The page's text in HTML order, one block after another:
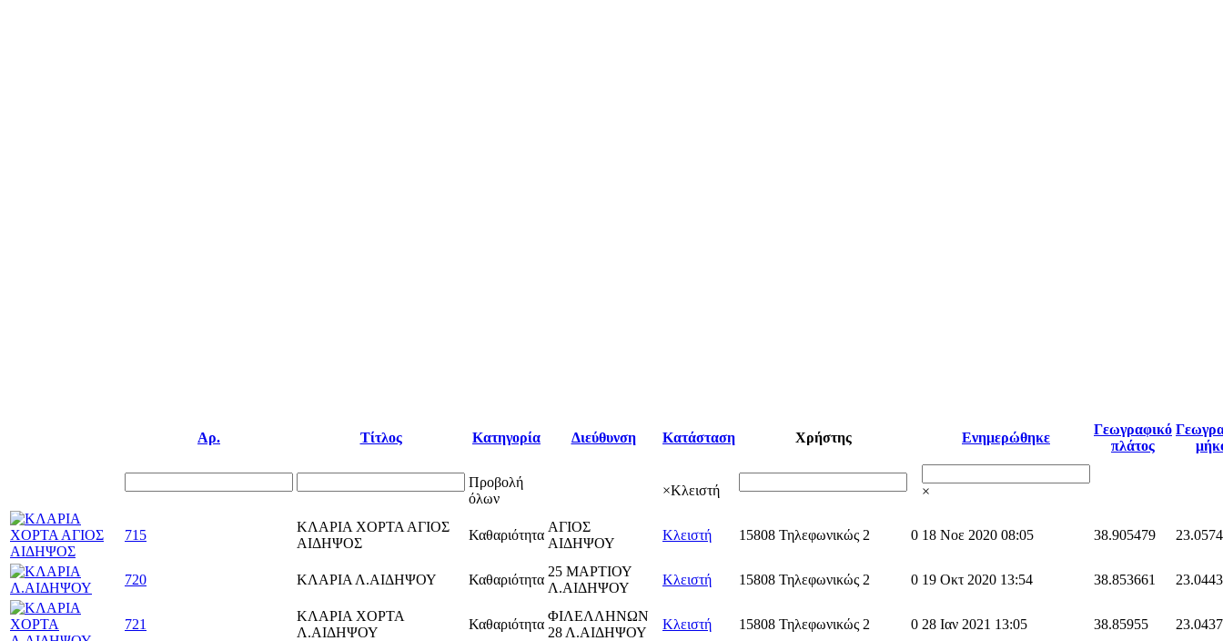
Αρ. Τίτλος Κατηγορία Διεύθυνση Κατάσταση Χρήστης Ενημερώθηκε
Γεωγραφικό
πλάτος
Προβολή
όλων
×Κλειστή ×
715
ΚΛΑΡΙΑ ΧΟΡΤΑ ΑΓΙΟΣ
ΑΙΔΗΨΟΣ
Καθαριότητα
ΑΓΙΟΣ
ΑΙΔΗΨΟΥ
Κλειστή 15808 Τηλεφωνικώς 2 0 18 Νοε 2020 08:05 38.905479
720 ΚΛΑΡΙΑ Λ.ΑΙΔΗΨΟΥ Καθαριότητα
25 ΜΑΡΤΙΟΥ
Λ.ΑΙΔΗΨΟΥ
Κλειστή 15808 Τηλεφωνικώς 2 0 19 Οκτ 2020 13:54 38.853661
721
ΚΛΑΡΙΑ ΧΟΡΤΑ
Λ.ΑΙΔΗΨΟΥ
Καθαριότητα
ΦΙΛΕΛΛΗΝΩΝ
28 Λ.ΑΙΔΗΨΟΥ
Κλειστή 15808 Τηλεφωνικώς 2 0 28 Ιαν 2021 13:05 38.85955